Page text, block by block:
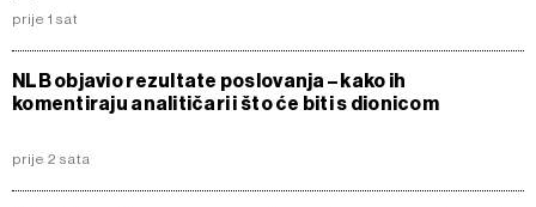
prije 1 sat
NLB objavio rezultate poslovanja – kako ih
komentiraju analitičari i što će biti s dionicom
prije 2 sata